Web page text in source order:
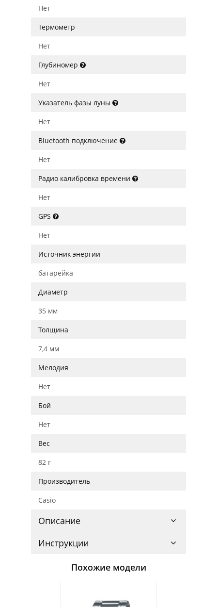
Нет
Термометр
Нет
Глубиномер
Нет
Указатель фазы луны
Нет
Bluetooth подключение
Нет
Радио калибровка времени
Нет
GPS
Нет
Источник энергии
батарейка
Диаметр
35 мм
Толщина
7,4 мм
Мелодия
Нет
Бой
Нет
Вес
82 г
Производитель
Casio
Описание
Инструкции
Похожие модели